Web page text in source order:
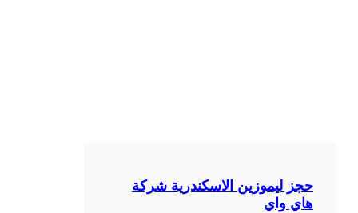
حجز ليموزين الاسكندرية شركة
هاي واي